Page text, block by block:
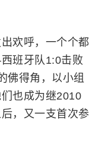
欢呼，一个个都
班牙队1:0击败
佛得角，以小组
也成为继2010
后，又一支首次参